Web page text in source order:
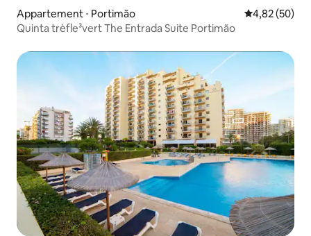
Appartement ⋅ Portimão Évaluation
4,82 (50)
Quinta trèfle³vert The Entrada Suite Portimão